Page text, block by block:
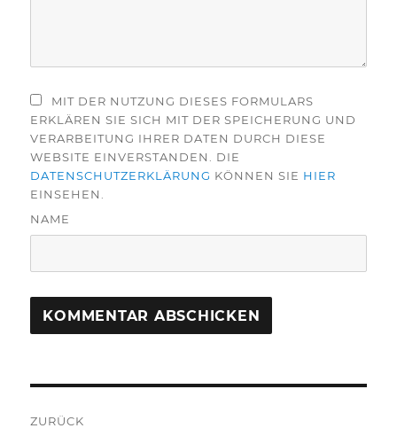
MIT DER NUTZUNG DIESES FORMULARS
ERKLÄREN SIE SICH MIT DER SPEICHERUNG UND
VERARBEITUNG IHRER DATEN DURCH DIESE
WEBSITE EINVERSTANDEN. DIE
DATENSCHUTZERKLÄRUNG KÖNNEN SIE HIER
EINSEHEN.
NAME
ZURÜCK